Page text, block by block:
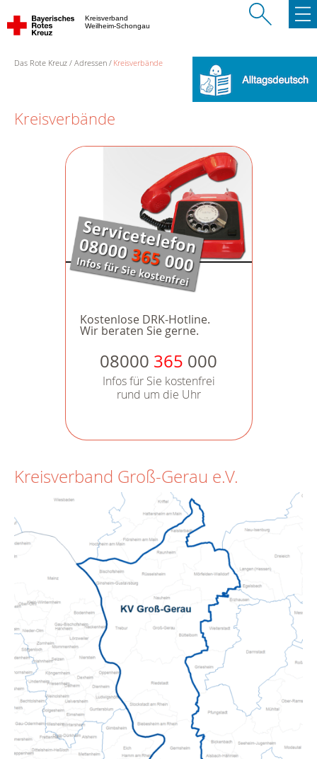
Kreisverband
Weilheim-Schongau
Das Rote Kreuz Adressen Kreisverbände
Kreisverbände
Kostenlose DRK-Hotline.
Wir beraten Sie gerne.
08000 365 000
Infos für Sie kostenfrei
rund um die Uhr
Kreisverband Groß-Gerau e.V.